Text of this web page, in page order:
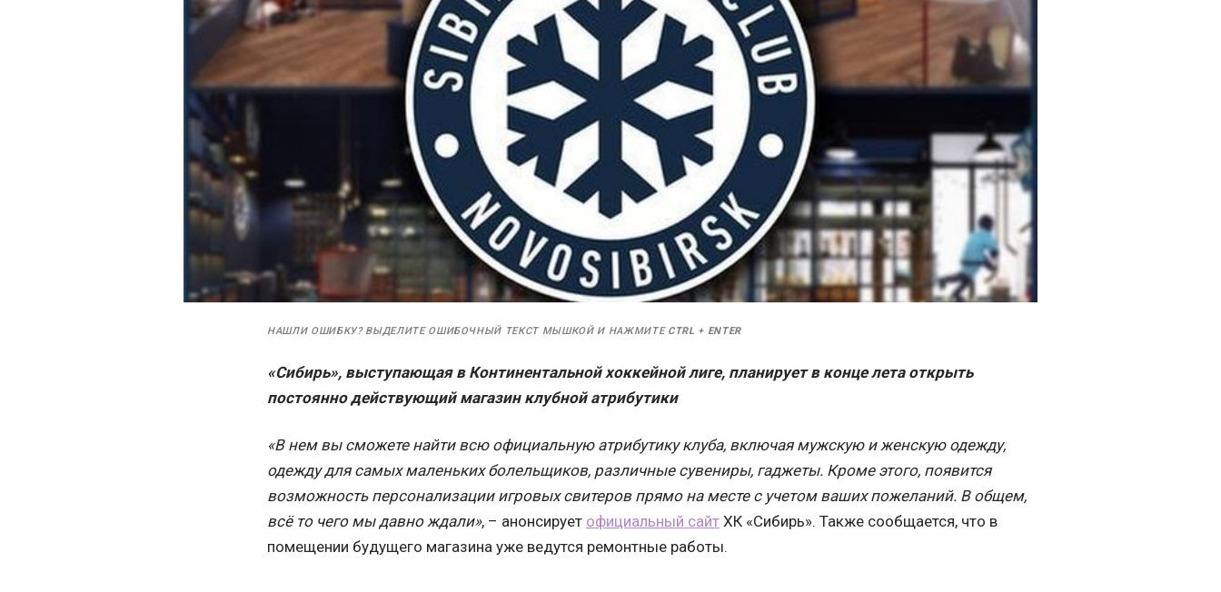
НАШЛИ ОШИБКУ? ВЫДЕЛИТЕ ОШИБОЧНЫЙ ТЕКСТ МЫШКОЙ И НАЖМИТЕ CTRL + ENTER
«Сибирь», выступающая в Континентальной хоккейной лиге, планирует в конце лета открыть
постоянно действующий магазин клубной атрибутики
«В нем вы сможете найти всю официальную атрибутику клуба, включая мужскую и женскую одежду,
одежду для самых маленьких болельщиков, различные сувениры, гаджеты. Кроме этого, появится
возможность персонализации игровых свитеров прямо на месте с учетом ваших пожеланий. В общем,
всё то чего мы давно ждали», – анонсирует официальный сайт ХК «Сибирь». Также сообщается, что в
помещении будущего магазина уже ведутся ремонтные работы.